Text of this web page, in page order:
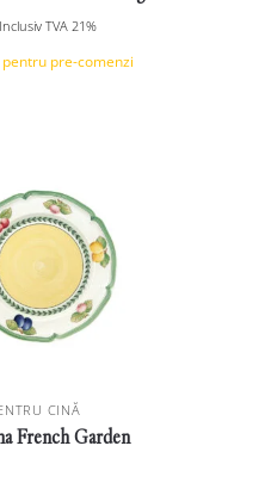
Inclusiv TVA 21%
pre-comenzi
CINĂ
French Garden